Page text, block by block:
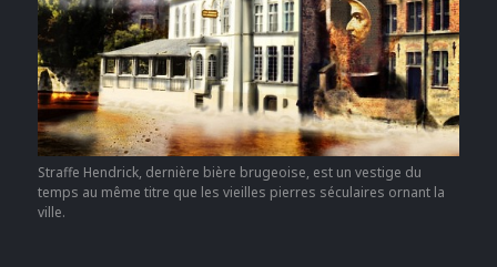
Straffe Hendrick, dernière bière brugeoise, est un vestige du
temps au même titre que les vieilles pierres séculaires ornant la
ville.